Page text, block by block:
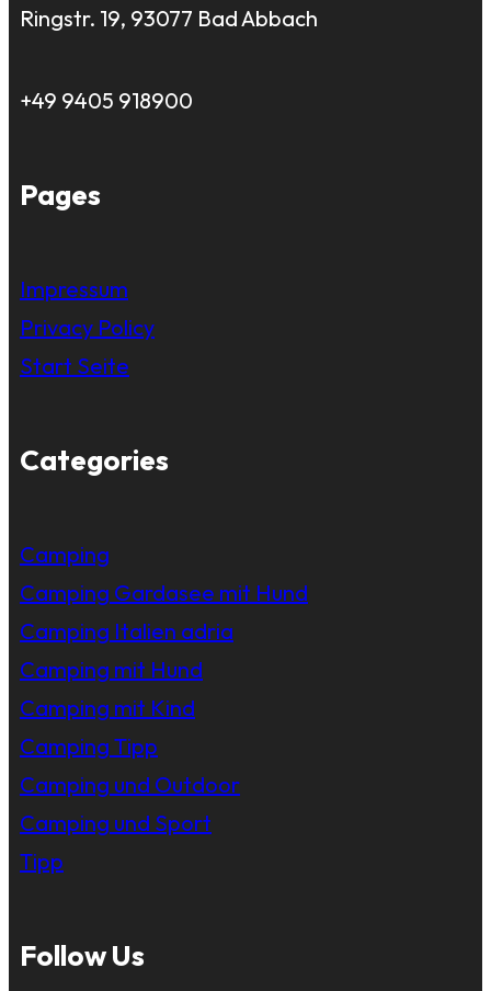
Ringstr. 19, 93077 Bad Abbach
+49 9405 918900
Pages
Impressum
Privacy Policy
Start Seite
Categories
Camping
Camping Gardasee mit Hund
Camping Italien adria
Camping mit Hund
Camping mit Kind
Camping Tipp
Camping und Outdoor
Camping und Sport
Tipp
Follow Us